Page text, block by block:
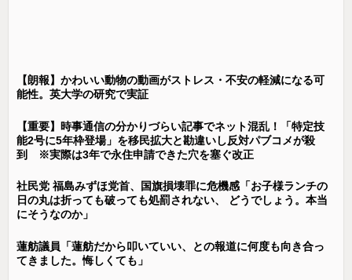
【朗報】かわいい動物の動画がストレス・不安の軽減になる可
能性。英大学の研究で実証
【重要】時事通信の分かりづらい記事でネット混乱！「特定技
能2号に5年枠登場」を移民拡大と勘違いし反対パブコメが殺
到 ※実際は3年で永住申請できた穴を塞ぐ改正
社民党 福島みずほ党首、国旗損壊罪に危機感「お子様ランチの
日の丸は折っても破っても処罰されない、 どうでしょう。本当
にそうなのか」
蓮舫議員「蓮舫だから叩いていい、との報道に何度も向き合っ
てきました。悔しくても」